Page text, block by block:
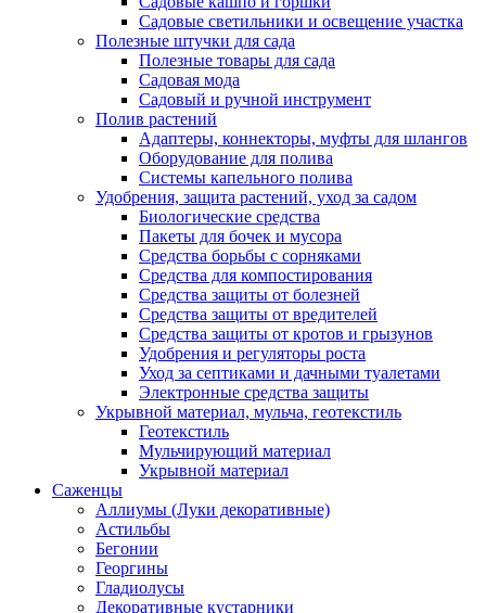
Садовые светильники и освещение участка
Полезные штучки для сада
Полезные товары для сада
Садовая мода
Садовый и ручной инструмент
Полив растений
Адаптеры, коннекторы, муфты для шлангов
Оборудование для полива
Системы капельного полива
Удобрения, защита растений, уход за садом
Биологические средства
Пакеты для бочек и мусора
Средства борьбы с сорняками
Средства для компостирования
Средства защиты от болезней
Средства защиты от вредителей
Средства защиты от кротов и грызунов
Удобрения и регуляторы роста
Уход за септиками и дачными туалетами
Электронные средства защиты
Укрывной материал, мульча, геотекстиль
Геотекстиль
Мульчирующий материал
Укрывной материал
Саженцы
Аллиумы (Луки декоративные)
Астильбы
Бегонии
Георгины
Гладиолусы
Декоративные кустарники